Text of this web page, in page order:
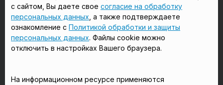
в Красногорске в Королёве
в Домодедово в Щёлково
Мы в соцсетях
с сайтом, Вы даете свое согласие на обработку
персональных данных , а также подтверждаете
ознакомление с Политикой обработки и защиты
персональных данных. Файлы cookie можно
отключить в настройках Вашего браузера.
На информационном ресурсе применяются